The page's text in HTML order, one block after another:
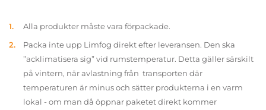
Alla produkter måste vara förpackade.
Packa inte upp Limfog direkt efter leveransen. Den ska
”acklimatisera sig” vid rumstemperatur. Detta gäller särskilt
på vintern, när avlastning från transporten där
temperaturen är minus och sätter produkterna i en varm
lokal - om man då öppnar paketet direkt kommer